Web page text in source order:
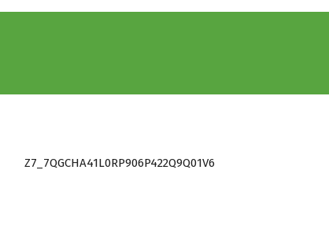
Z7_7QGCHA41L0RP906P422Q9Q01V6